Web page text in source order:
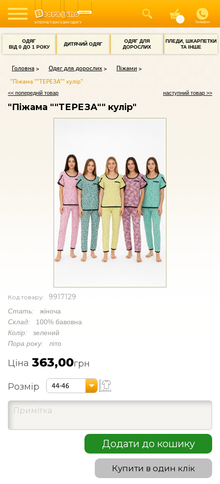
ІНТЕРНЕТ-МАГАЗИН ОДЯГУ Телефон
ОДЯГ
ВІД 0 ДО 1 РОКУ
ДИТЯЧИЙ ОДЯГ
ОДЯГ ДЛЯ
ДОРОСЛИХ
ПЛЕДИ, ШКАРПЕТКИ
ТА ІНШЕ
Головна Одяг для дорослих
Піжами
"Піжама ""ТЕРЕЗА"" кулір"
<< попередній товар наступний товар >>
"Піжама ""ТЕРЕЗА"" кулір"
Код товару: 9917129
Стать: жіноча
Склад: 100% бавовна
Колір: зелений
Пора року: літо
Ціна 363,00грн
Розмір 44-46
Додати до кошику
Купити в один клік